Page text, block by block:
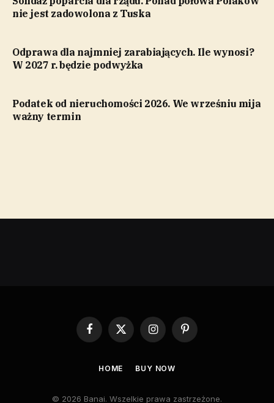
nie jest zadowolona z Tuska
Odprawa dla najmniej zarabiających. Ile wynosi?
W 2027 r. będzie podwyżka
Podatek od nieruchomości 2026. We wrześniu mija
ważny termin
Facebook
X
InstagramPinterest
HOME BUY NOW
© 2026 Banai. Wszelkie prawa zastrzeżone.